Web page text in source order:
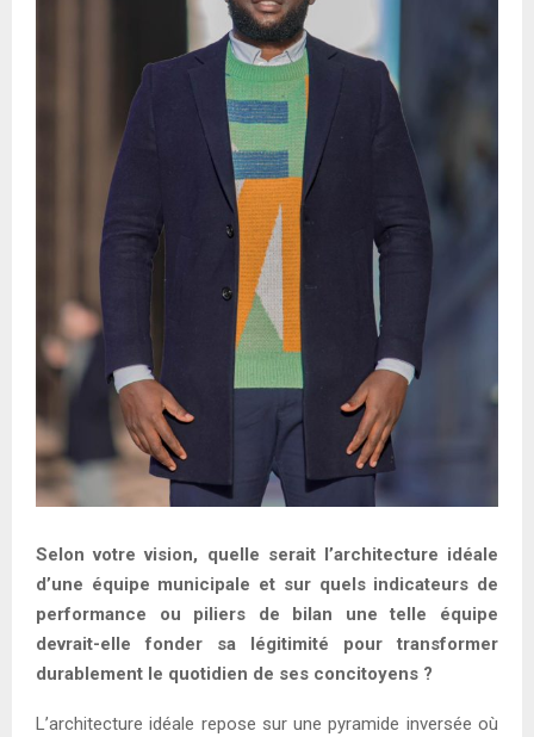
Selon votre vision, quelle serait l’architecture idéale
d’une équipe municipale et sur quels indicateurs de
performance ou piliers de bilan une telle équipe
devrait-elle fonder sa légitimité pour transformer
durablement le quotidien de ses concitoyens ?
L’architecture idéale repose sur une pyramide inversée où